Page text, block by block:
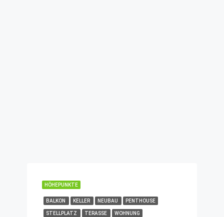
HÖHEPUNKTE
BALKON KELLER NEUBAU PENTHOUSE
STELLPLATZ TERASSE WOHNUNG